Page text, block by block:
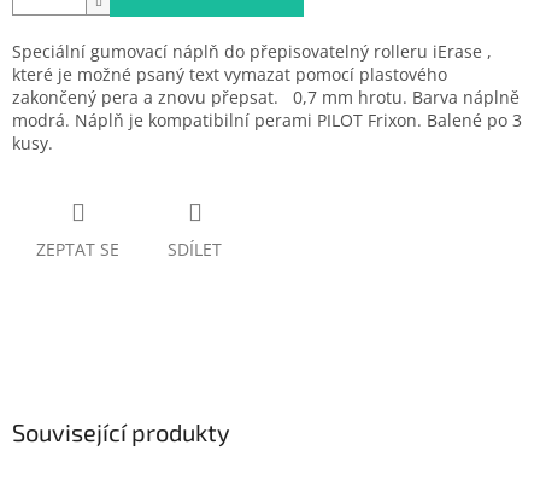
Speciální gumovací náplň do přepisovatelný rolleru iErase ,
které je možné psaný text vymazat pomocí plastového
zakončený pera a znovu přepsat. 0,7 mm hrotu. Barva náplně
modrá. Náplň je kompatibilní perami PILOT Frixon. Balené po 3
kusy.
ZEPTAT SE SDÍLET
Související produkty